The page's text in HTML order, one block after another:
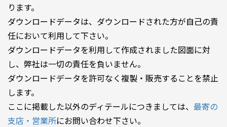
ります。
ダウンロードデータは、ダウンロードされた方が自己の責
任において利用して下さい。
ダウンロードデータを利用して作成されました図面に対
し、弊社は一切の責任を負いません。
ダウンロードデータを許可なく複製・販売することを禁止
します。
ここに掲載した以外のディテールにつきましては、 最寄の
支店・営業所にお問い合わせ下さい。